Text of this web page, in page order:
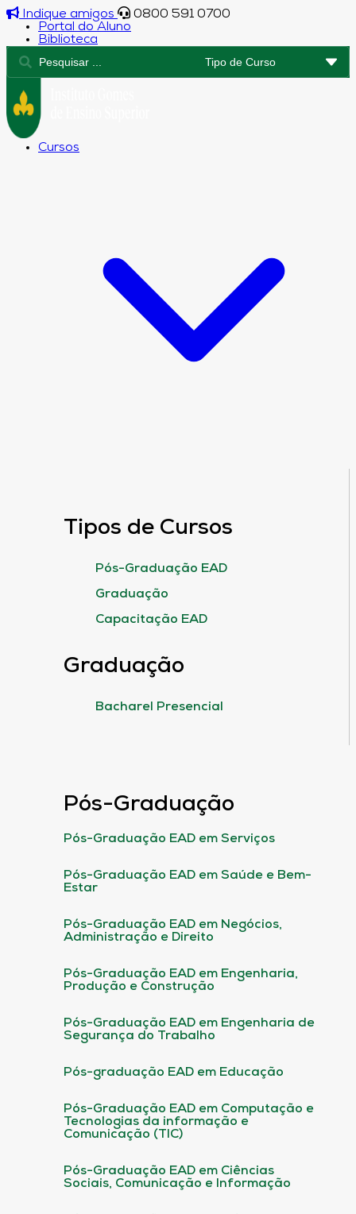
Indique amigos
0800 591 0700
Portal do Aluno
Biblioteca
Cursos
Tipos de Cursos
Pós-Graduação EAD
Graduação
Capacitação EAD
Graduação
Bacharel Presencial
Pós-Graduação
Pós-Graduação EAD em Serviços
Pós-Graduação EAD em Saúde e Bem-
Estar
Pós-Graduação EAD em Negócios,
Administração e Direito
Pós-Graduação EAD em Engenharia,
Produção e Construção
Pós-Graduação EAD em Engenharia de
Segurança do Trabalho
Pós-graduação EAD em Educação
Pós-Graduação EAD em Computação e
Tecnologias da informação e
Comunicação (TIC)
Pós-Graduação EAD em Ciências
Sociais, Comunicação e Informação